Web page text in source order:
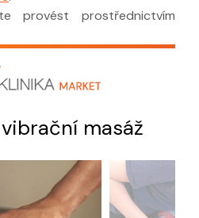
provést prostřednictvím
masáž